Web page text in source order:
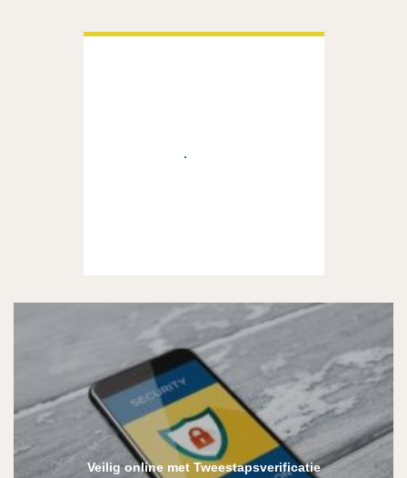
Veilig online met Tweestapsverificatie